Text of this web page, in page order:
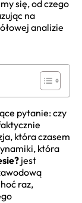
się, od czego
na
analizie
pytanie: czy
która czasem
która
jest
raz,